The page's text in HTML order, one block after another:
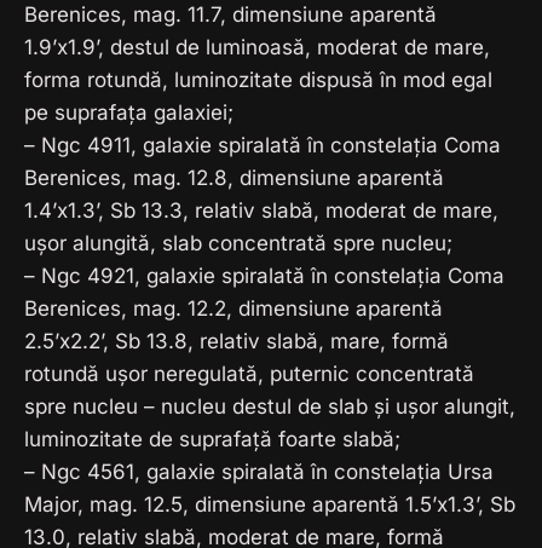
Berenices, mag. 11.7, dimensiune aparentă
1.9’x1.9’, destul de luminoasă, moderat de mare,
forma rotundă, luminozitate dispusă în mod egal
pe suprafața galaxiei;
– Ngc 4911, galaxie spiralată în constelația Coma
Berenices, mag. 12.8, dimensiune aparentă
1.4’x1.3’, Sb 13.3, relativ slabă, moderat de mare,
ușor alungită, slab concentrată spre nucleu;
– Ngc 4921, galaxie spiralată în constelația Coma
Berenices, mag. 12.2, dimensiune aparentă
2.5’x2.2’, Sb 13.8, relativ slabă, mare, formă
rotundă ușor neregulată, puternic concentrată
spre nucleu – nucleu destul de slab și ușor alungit,
luminozitate de suprafață foarte slabă;
– Ngc 4561, galaxie spiralată în constelația Ursa
Major, mag. 12.5, dimensiune aparentă 1.5’x1.3’, Sb
13.0, relativ slabă, moderat de mare, formă